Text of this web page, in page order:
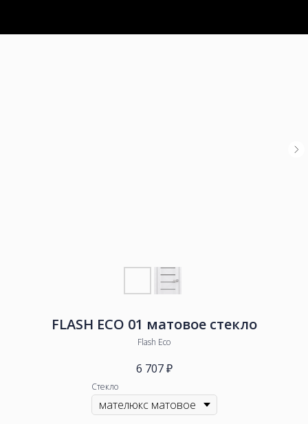
FLASH ECO 01 матовое стекло
Flash Eco
6 707 ₽
Стекло